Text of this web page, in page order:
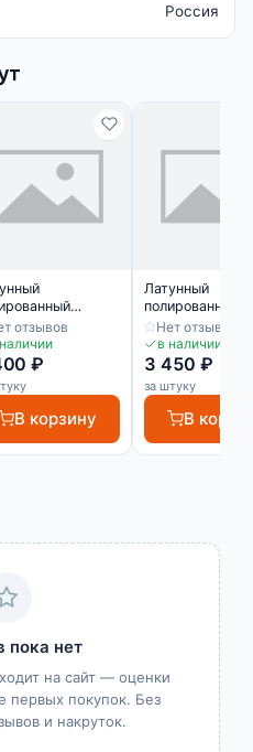
Россия
ЛПО-8
отзывов
₽
В корзину
Латунный
полированный
профиль ЛПО-9
Нет отзывов
в наличии
3 450 ₽
за штуку
В
пока нет
на сайт — оценки
первых покупок. Без
и накруток.